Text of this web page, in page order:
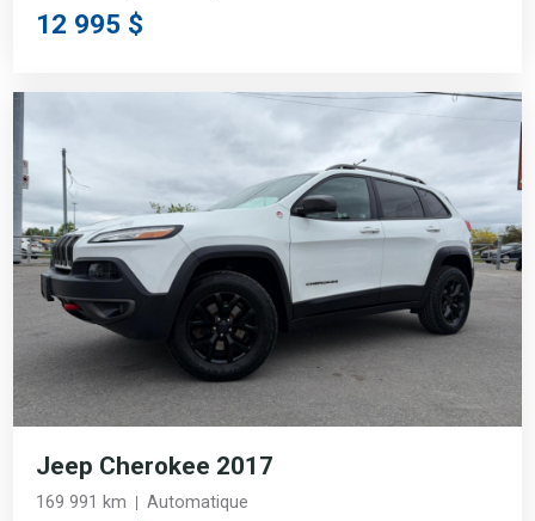
12 995 $
Jeep Cherokee 2017
169 991 km Automatique